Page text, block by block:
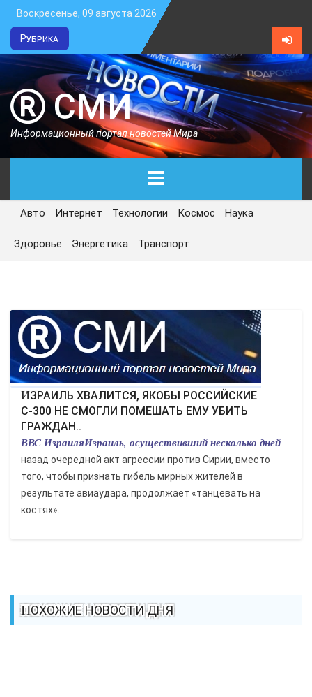
Воскресенье, 09 августа 2026
Рубрика
СМИ
Информационный портал новостей Мира
ГЛАВНАЯ
СЕГОДНЯ
ЭКОНОМИКА
КУЛЬТУРА
СПОРТ
ВОЕННЫЕ ДЕЙСТВИЯ
ПРОИСШЕСТВИЯ
Авто Интернет Технологии Космос Наука
Здоровье Энергетика Транспорт
ИЗРАИЛЬ ХВАЛИТСЯ, ЯКОБЫ РОССИЙСКИЕ
С-300 НЕ СМОГЛИ ПОМЕШАТЬ ЕМУ УБИТЬ
ГРАЖДАН..
ВВС ИзраиляИзраиль, осуществивший несколько дней
назад очередной акт агрессии против Сирии, вместо
того, чтобы признать гибель мирных жителей в
результате авиаудара, продолжает «танцевать на
костях»...
ПОХОЖИЕ НОВОСТИ ДНЯ